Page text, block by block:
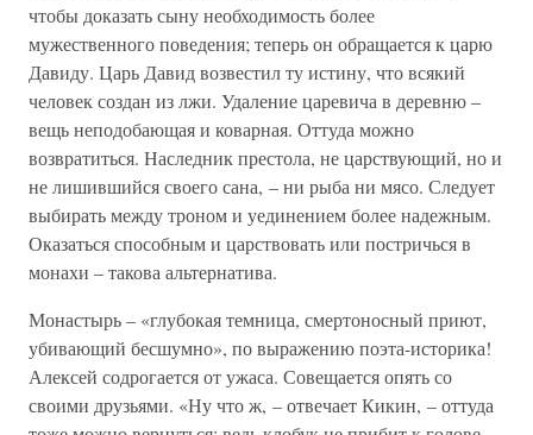
чтобы доказать сыну необходимость более
мужественного поведения; теперь он обращается к царю
Давиду. Царь Давид возвестил ту истину, что всякий
человек создан из лжи. Удаление царевича в деревню –
вещь неподобающая и коварная. Оттуда можно
возвратиться. Наследник престола, не царствующий, но и
не лишившийся своего сана, – ни рыба ни мясо. Следует
выбирать между троном и уединением более надежным.
Оказаться способным и царствовать или постричься в
монахи – такова альтернатива.
Монастырь – «глубокая темница, смертоносный приют,
убивающий бесшумно», по выражению поэта-историка!
Алексей содрогается от ужаса. Совещается опять со
своими друзьями. «Ну что ж, – отвечает Кикин, – оттуда